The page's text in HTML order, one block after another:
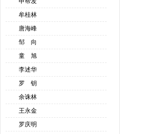
牟桂林
唐海峰
邹 向
童 旭
李述华
罗 钥
余诛林
王永金
罗庆明